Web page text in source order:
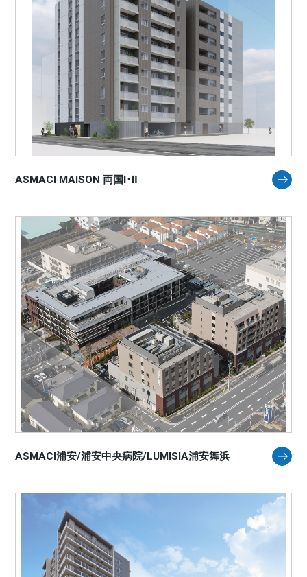
ASMACI MAISON 両国Ⅰ･Ⅱ
ASMACI浦安/浦安中央病院/LUMISIA浦安舞浜